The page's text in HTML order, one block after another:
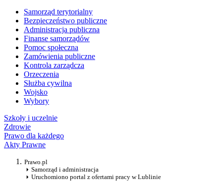
Samorząd terytorialny
Bezpieczeństwo publiczne
Administracja publiczna
Finanse samorządów
Pomoc społeczna
Zamówienia publiczne
Kontrola zarządcza
Orzeczenia
Służba cywilna
Wojsko
Wybory
Szkoły i uczelnie
Zdrowie
Prawo dla każdego
Akty Prawne
Prawo.pl
Samorząd i administracja
Uruchomiono portal z ofertami pracy w Lublinie